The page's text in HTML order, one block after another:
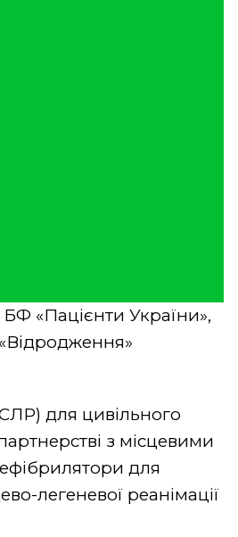
«Пацієнти України»,
для цивільного
з місцевими
для
легеневої реанімації